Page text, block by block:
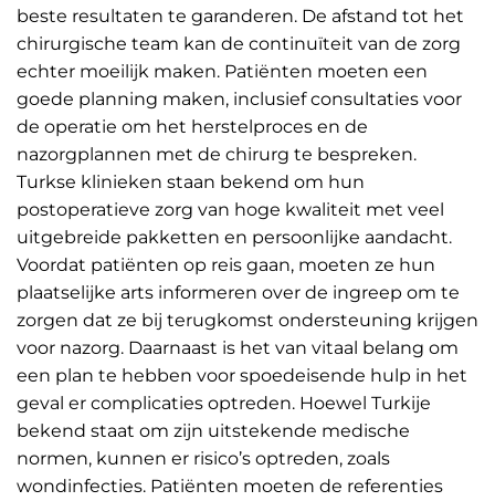
beste resultaten te garanderen. De afstand tot het
chirurgische team kan de continuïteit van de zorg
echter moeilijk maken. Patiënten moeten een
goede planning maken, inclusief consultaties voor
de operatie om het herstelproces en de
nazorgplannen met de chirurg te bespreken.
Turkse klinieken staan bekend om hun
postoperatieve zorg van hoge kwaliteit met veel
uitgebreide pakketten en persoonlijke aandacht.
Voordat patiënten op reis gaan, moeten ze hun
plaatselijke arts informeren over de ingreep om te
zorgen dat ze bij terugkomst ondersteuning krijgen
voor nazorg. Daarnaast is het van vitaal belang om
een plan te hebben voor spoedeisende hulp in het
geval er complicaties optreden. Hoewel Turkije
bekend staat om zijn uitstekende medische
normen, kunnen er risico’s optreden, zoals
wondinfecties. Patiënten moeten de referenties